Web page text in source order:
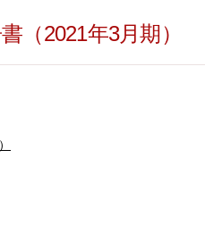
（2021年3月期）